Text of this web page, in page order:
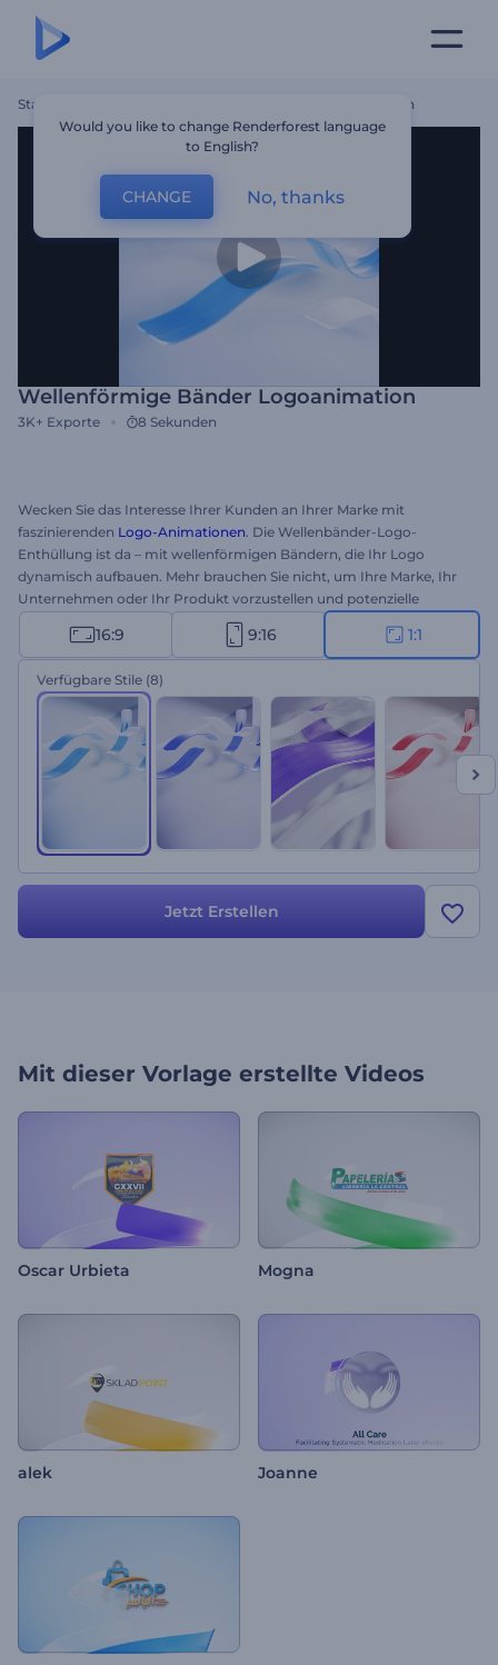
Startseite Wellenförmige Bänder Logoanimation
Wellenförmige Bänder Logoanimation
3K+ Exporte 8 Sekunden
Wecken Sie das Interesse Ihrer Kunden an Ihrer Marke mit
faszinierenden Logo-Animationen. Die Wellenbänder-Logo-
Enthüllung ist da – mit wellenförmigen Bändern, die Ihr Logo
dynamisch aufbauen. Mehr brauchen Sie nicht, um Ihre Marke, Ihr
Unternehmen oder Ihr Produkt vorzustellen und potenzielle
Kunden zu gewinnen. Laden Sie Ihr Logo hoch, geben Sie Ihren
Slogan ein und warten Sie ein paar Minuten, bis Sie einen
professionellen Video-Opener erhalten. Perfekt geeignet für
Markenwerbung, Unternehmenspräsentationen,
Produkteinführungen und viele weitere Projekte. Probieren Sie es
jetzt aus!
16:9 9:16 1:1
Verfügbare Stile (8)
Jetzt Erstellen
Mit dieser Vorlage erstellte Videos
Oscar Urbieta Mogna
alek Joanne
Would you like to change Renderforest language
to English?
CHANGE No, thanks